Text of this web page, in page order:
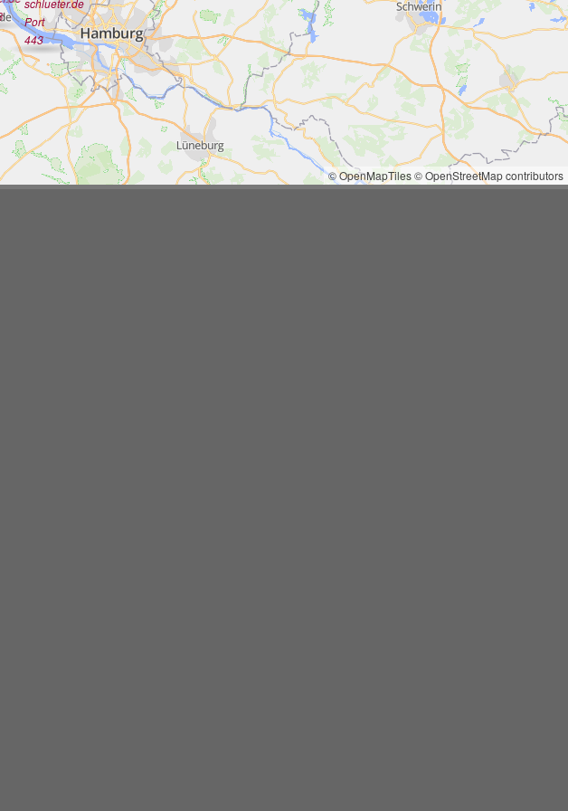
schlueter.de
Port
443
© OpenMapTiles© OpenStreetMap contributors